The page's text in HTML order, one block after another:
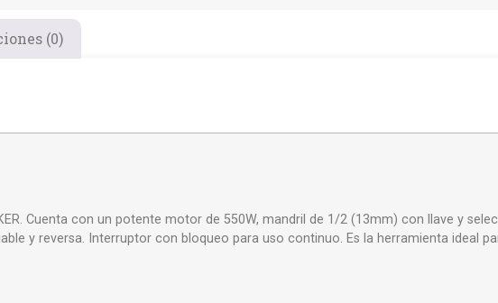
(0)
Cuenta con un potente motor de 550W, mandril de 1/2 (13mm) con llave y
y reversa. Interruptor con bloqueo para uso continuo. Es la herramienta ideal